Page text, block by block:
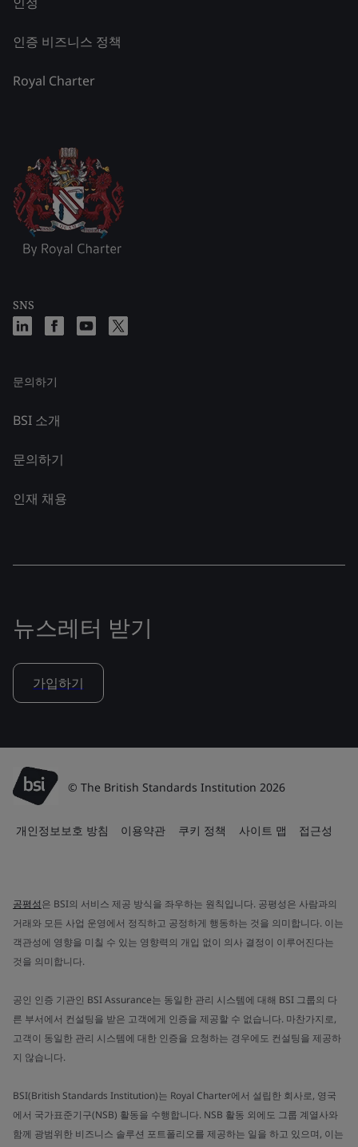
인증 비즈니스 정책
Royal Charter
SNS
문의하기
BSI 소개
문의하기
인재 채용
뉴스레터 받기
가입하기
© The British Standards Institution 2026
개인정보보호 방침 이용약관 쿠키 정책 사이트 맵 접근성
공평성은 BSI의 서비스 제공 방식을 좌우하는 원칙입니다. 공평성은 사람과의
거래와 모든 사업 운영에서 정직하고 공정하게 행동하는 것을 의미합니다. 이는
객관성에 영향을 미칠 수 있는 영향력의 개입 없이 의사 결정이 이루어진다는
것을 의미합니다.
공인 인증 기관인 BSI Assurance는 동일한 관리 시스템에 대해 BSI 그룹의 다
른 부서에서 컨설팅을 받은 고객에게 인증을 제공할 수 없습니다. 마찬가지로,
고객이 동일한 관리 시스템에 대한 인증을 요청하는 경우에도 컨설팅을 제공하
지 않습니다.
BSI(British Standards Institution)는 Royal Charter에서 설립한 회사로, 영국
에서 국가표준기구(NSB) 활동을 수행합니다. NSB 활동 외에도 그룹 계열사와
함께 광범위한 비즈니스 솔루션 포트폴리오를 제공하는 일을 하고 있으며, 이는